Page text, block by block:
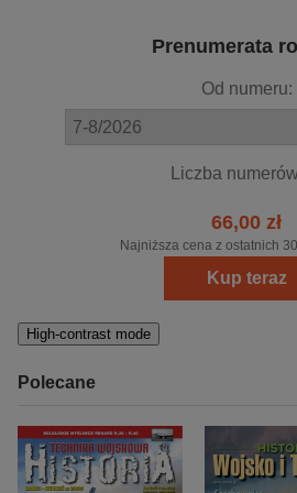
Prenumerata
Od numeru:
Liczba
66,00 zł
Najniższa cena z ostatnich
Kup teraz
High-contrast mode
Polecane